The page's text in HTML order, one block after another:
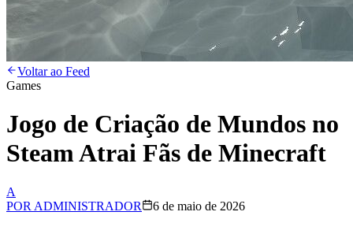
Voltar ao Feed
Games
Jogo de Criação de Mundos no
Steam Atrai Fãs de Minecraft
A
POR ADMINISTRADOR 6 de maio de 2026